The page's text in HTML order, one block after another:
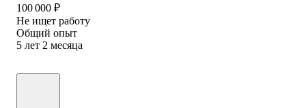
100 000 ₽
Не ищет работу
Общий опыт
5 лет 2 месяца